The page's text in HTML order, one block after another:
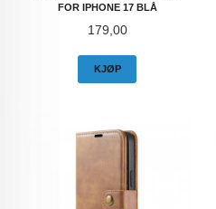
FOR IPHONE 17 BLÅ
Pris
179,00
KJØP